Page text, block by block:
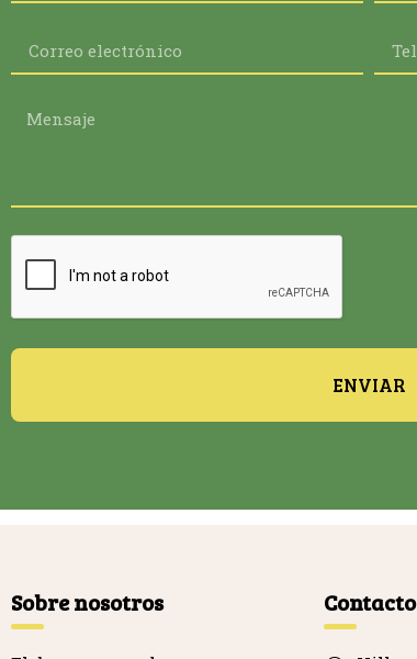
ENVIAR
Sobre nosotros Contacto